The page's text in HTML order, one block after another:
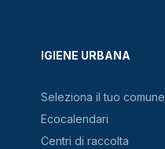
IGIENE URBANA
Seleziona il tuo comune
Ecocalendari
Centri di raccolta